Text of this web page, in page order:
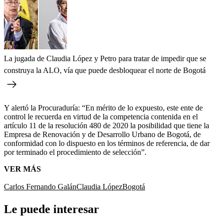
La jugada de Claudia López y Petro para tratar de impedir que se
construya la ALO, vía que puede desbloquear el norte de Bogotá
Y alertó la Procuraduría: “En mérito de lo expuesto, este ente de
control le recuerda en virtud de la competencia contenida en el
artículo 11 de la resolución 480 de 2020 la posibilidad que tiene la
Empresa de Renovación y de Desarrollo Urbano de Bogotá, de
conformidad con lo dispuesto en los términos de referencia, de dar
por terminado el procedimiento de selección”.
VER MÁS
Carlos Fernando GalánClaudia LópezBogotá
Le puede interesar